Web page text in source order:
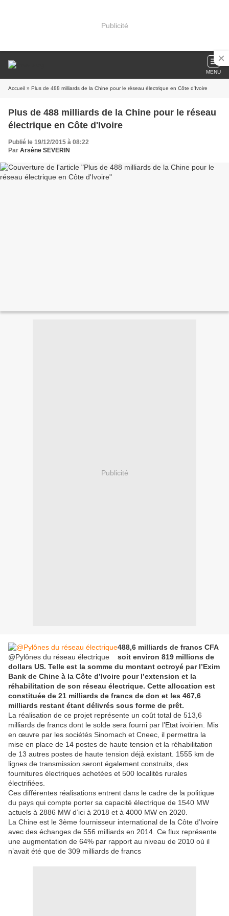
Publicité
MENU
Accueil » Plus de 488 milliards de la Chine pour le réseau électrique en Côte d'Ivoire
Plus de 488 milliards de la Chine pour le réseau
électrique en Côte d'Ivoire
Publié le 19/12/2015 à 08:22
Par Arsène SEVERIN
Publicité
@Pylônes du réseau électrique
488,6 milliards de francs CFA
soit environ 819 millions de
dollars US. Telle est la somme du montant octroyé par l’Exim
Bank de Chine à la Côte d’Ivoire pour l’extension et la
réhabilitation de son réseau électrique. Cette allocation est
constituée de 21 milliards de francs de don et les 467,6
milliards restant étant délivrés sous forme de prêt.
La réalisation de ce projet représente un coût total de 513,6
milliards de francs dont le solde sera fourni par l’Etat ivoirien. Mis
en œuvre par les sociétés Sinomach et Cneec, il permettra la
mise en place de 14 postes de haute tension et la réhabilitation
de 13 autres postes de haute tension déjà existant. 1555 km de
lignes de transmission seront également construits, des
fournitures électriques achetées et 500 localités rurales
électrifiées.
Ces différentes réalisations entrent dans le cadre de la politique
du pays qui compte porter sa capacité électrique de 1540 MW
actuels à 2886 MW d’ici à 2018 et à 4000 MW en 2020.
La Chine est le 3ème fournisseur international de la Côte d’Ivoire
avec des échanges de 556 milliards en 2014. Ce flux représente
une augmentation de 64% par rapport au niveau de 2010 où il
n’avait été que de 309 milliards de francs